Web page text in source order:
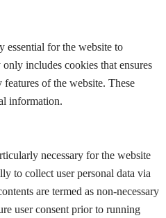
essential for the website to
includes cookies that ensures
of the website. These
information.
necessary for the website
to collect user personal data via
are termed as non-necessary
user consent prior to running